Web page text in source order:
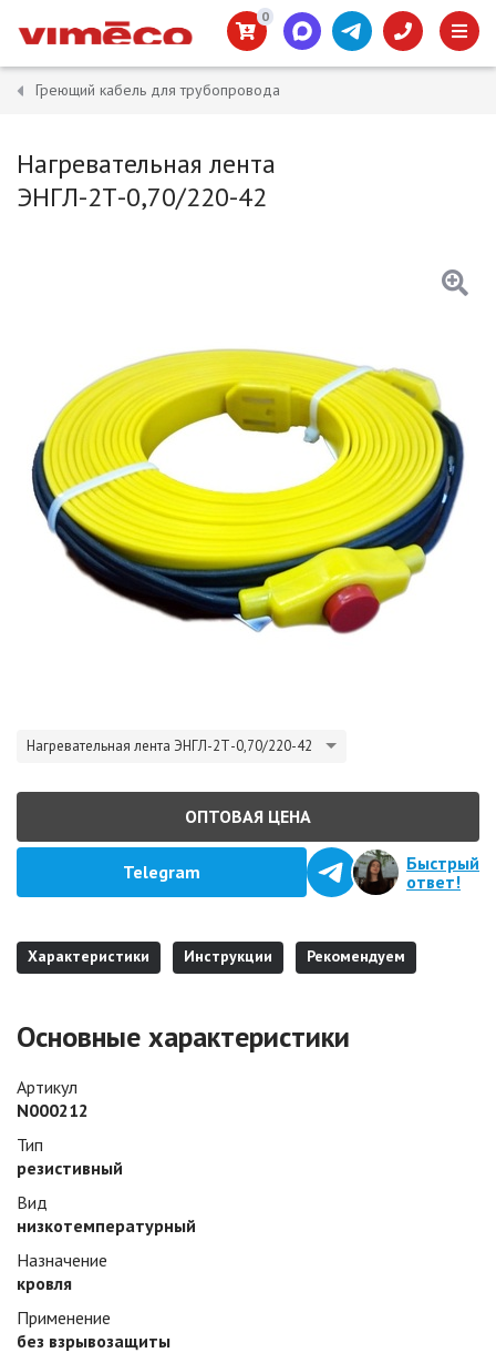
0
Греющий кабель для трубопровода
Нагревательная лента
ЭНГЛ-2Т-0,70/220-42
Нагревательная лента ЭНГЛ-2Т-0,70/220-42
ОПТОВАЯ ЦЕНА
Telegram
Быстрый
ответ!
Характеристики Инструкции Рекомендуем
Основные характеристики
Артикул
N000212
Тип
резистивный
Вид
низкотемпературный
Назначение
кровля
Применение
без взрывозащиты